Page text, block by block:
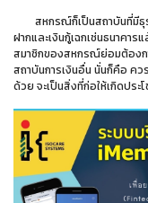
สหกรณ์ก็เป็นสถาบันที่มีธุร
ฝากและเงินกู้เฉกเช่นธนาคา
สมาชิกของสหกรณ์ย่อมต้องก
สถาบันการเงินอื่น นั่นก็คือ ค
ด้วย จะเป็นสิ่งที่ก่อให้เกิดประ